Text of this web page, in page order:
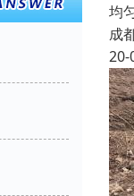
均
成
20-